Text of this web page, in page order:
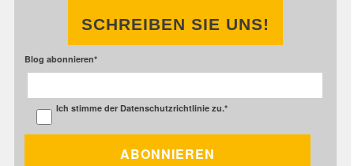
SCHREIBEN SIE UNS!
Blog abonnieren*
Ich stimme der Datenschutzrichtlinie zu.*